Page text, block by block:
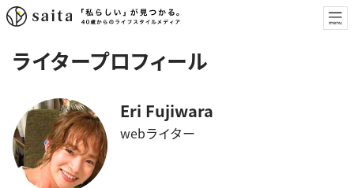
ライタープロフィール
Eri Fujiwara
webライター